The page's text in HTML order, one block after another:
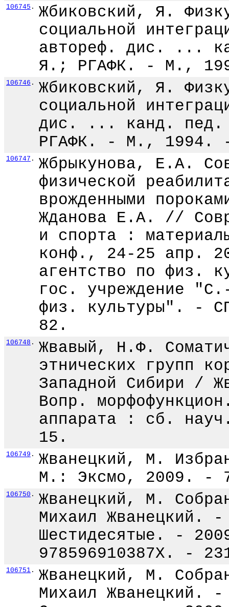
106745 .
Жбиковский, Я.
социальной
автореф. дис. ...
Я.; РГАФК. - М.,
106746 .
Жбиковский, Я.
социальной
дис. ... канд. пед.
РГАФК. - М., 1994.
106747 .
Жбрыкунова, Е.А.
физической
врожденными
Жданова Е.А. //
и спорта :
конф., 24-25 апр.
агентство по физ.
гос. учреждение
физ. культуры". -
82.
106748 .
Жвавый, Н.Ф.
этнических групп
Западной Сибири /
Вопр.
аппарата : сб.
15.
106749 .
Жванецкий, М.
М.: Эксмо, 2009. -
106750 .
Жванецкий, М.
Михаил
Шестидесятые. -
978596910387X. -
106751 .
Жванецкий, М.
Михаил